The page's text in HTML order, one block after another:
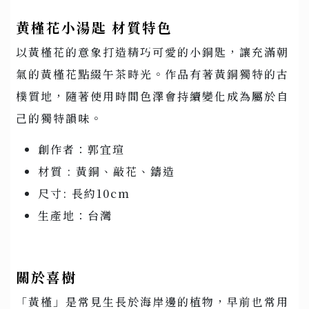
黄槿花小湯匙 材質特色
以黃槿花的意象打造精巧可愛的小銅匙，讓充滿朝
氣的黃槿花點綴午茶時光。作品有著黃銅獨特的古
樸質地，隨著使用時間色澤會持續變化成為屬於自
己的獨特韻味。
創作者：郭宜瑄
材質 : 黃銅、敲花、鑄造
尺寸: 長約10cm
生產地：台灣
關於喜樹
「黃槿」是常見生長於海岸邊的植物，早前也常用